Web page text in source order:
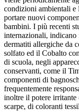
condizioni ambientali e
portare nuovi
bambini. I più recenti
internazionali,
dermatiti allergiche da
solfato ed il Cobalto
di scuola, negli
conservanti, come il
componenti di
frequentemente
inoltre il potere irritante
scarpe, di coloranti